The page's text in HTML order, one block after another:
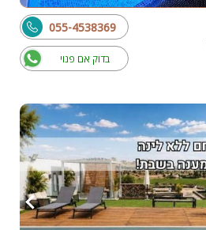
בדוק אם פנוי
055-4538369